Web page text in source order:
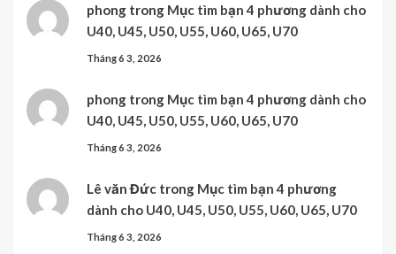
phong trong Mục tìm bạn 4 phương dành cho
U40, U45, U50, U55, U60, U65, U70
Tháng 6 3, 2026
phong trong Mục tìm bạn 4 phương dành cho
U40, U45, U50, U55, U60, U65, U70
Tháng 6 3, 2026
Lê văn Đức trong Mục tìm bạn 4 phương
dành cho U40, U45, U50, U55, U60, U65, U70
Tháng 6 3, 2026